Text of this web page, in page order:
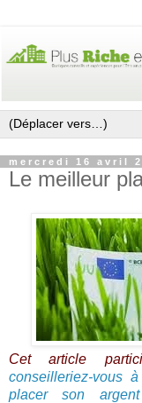
mercredi 16 avril
Le meilleur
Cet article
conseilleriez-vous
placer son